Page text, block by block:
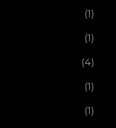
(1)
(1)
(4)
(1)
(1)